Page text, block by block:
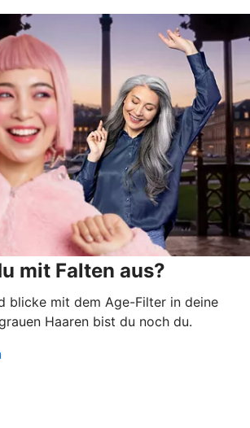
mit Falten aus?
blicke mit dem Age-Filter in deine
Haaren bist du noch du.